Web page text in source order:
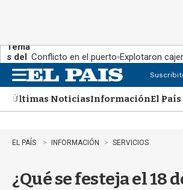
Tema
s del
día:
Conflicto en el puerto Explotaron
n
uÚltimas NoticiasInformaciónEl País
EL PAÍS INFORMACIÓN SERVICIOS
¿Qué se festeja el 18